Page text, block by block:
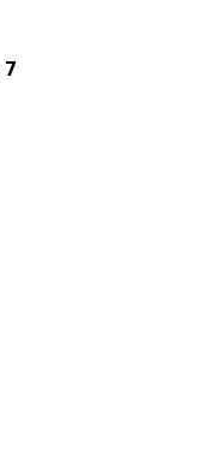
7